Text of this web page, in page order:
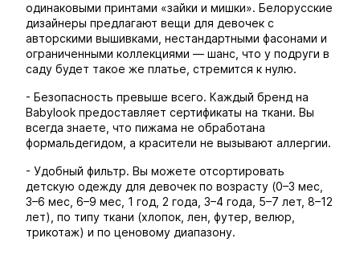
одинаковыми принтами «зайки и мишки». Белорусские
дизайнеры предлагают вещи для девочек с
авторскими вышивками, нестандартными фасонами и
ограниченными коллекциями — шанс, что у подруги в
саду будет такое же платье, стремится к нулю.
- Безопасность превыше всего. Каждый бренд на
Babylook предоставляет сертификаты на ткани. Вы
всегда знаете, что пижама не обработана
формальдегидом, а красители не вызывают аллергии.
- Удобный фильтр. Вы можете отсортировать
детскую одежду для девочек по возрасту (0–3 мес,
3–6 мес, 6–9 мес, 1 год, 2 года, 3–4 года, 5–7 лет, 8–12
лет), по типу ткани (хлопок, лен, футер, велюр,
трикотаж) и по ценовому диапазону.